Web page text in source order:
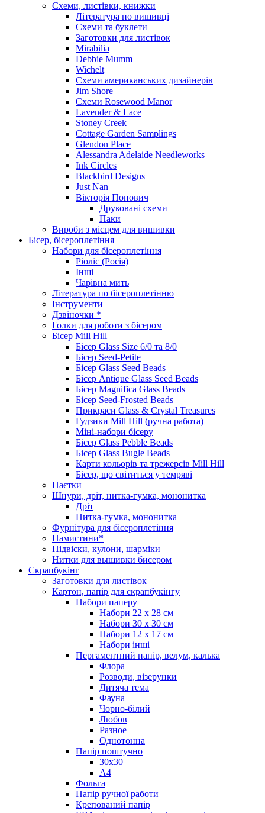
Схеми, листівки, книжки
Література по вишивці
Схеми та буклети
Заготовки для листівок
Mirabilia
Debbie Mumm
Wichelt
Схеми американських дизайнерів
Jim Shore
Cхеми Rosewood Manor
Lavender & Lace
Stoney Creek
Cottage Garden Samplings
Glendon Place
Alessandra Adelaide Needleworks
Ink Circles
Blackbird Designs
Just Nan
Вікторія Попович
Друковані схеми
Паки
Вироби з місцем для вишивки
Бісер, бісероплетіння
Набори для бісероплетіння
Ріоліс (Росія)
Інші
Чарівна мить
Література по бісероплетінню
Інструменти
Дзвіночки *
Голки для роботи з бісером
Бісер Mill Hill
Бісер Glass Size 6/0 та 8/0
Бісер Seed-Petite
Бісер Glass Seed Beads
Бісер Antique Glass Seed Beads
Бісер Magnifica Glass Beads
Бісер Seed-Frosted Beads
Прикраси Glass & Crystal Treasures
Гудзики Mill Hill (ручна работа)
Міні-набори бісеру
Бісер Glass Pebble Beads
Бісер Glass Bugle Beads
Карти кольорів та трежерсів Mill Hill
Бісер, що світиться у темряві
Паєтки
Шнури, дріт, нитка-гумка, мононитка
Дріт
Нитка-гумка, мононитка
Фурнітура для бісероплетіння
Намистини*
Підвіски, кулони, шарміки
Нитки для вышивки бисером
Скрапбукінг
Заготовки для листівок
Картон, папір для скрапбукінгу
Набори паперу
Набори 22 х 28 см
Набори 30 х 30 см
Набори 12 х 17 см
Набори інші
Пергаментний папір, велум, калька
Флора
Розводи, візерунки
Дитяча тема
Фауна
Чорно-білий
Любов
Разное
Однотонна
Папір поштучно
30х30
А4
Фольга
Папір ручної работи
Крепований папір